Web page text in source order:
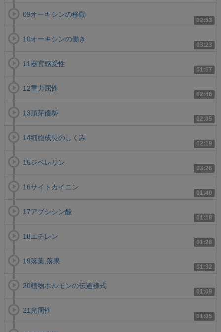
02:53
09オーキシンの移動
03:23
10オーキシンの働き
01:57
11器官感受性
02:46
12重力屈性
02:05
13頂芽優勢
02:19
14細胞成長のしくみ
03:26
15ジベレリン
01:40
16サイトカイニン
01:18
17アブシシン酸
01:28
18エチレン
01:32
19落葉,落果
01:09
20植物ホルモンの伝達様式
01:05
21光周性